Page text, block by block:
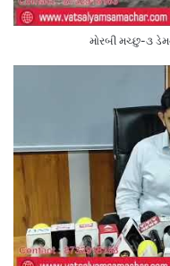
મોરબી મચ્છુ-૩